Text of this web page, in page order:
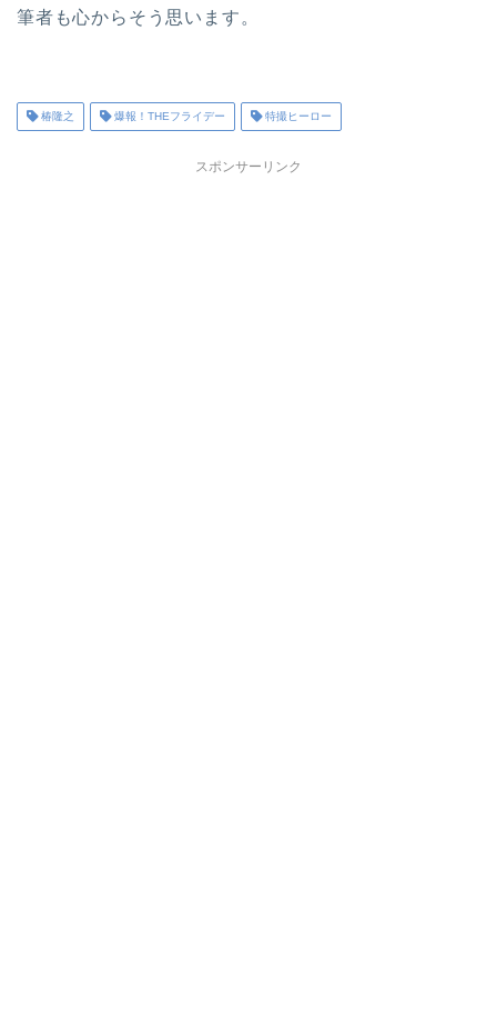
筆者も心からそう思います。
椿隆之 爆報！THEフライデー 特撮ヒーロー
スポンサーリンク